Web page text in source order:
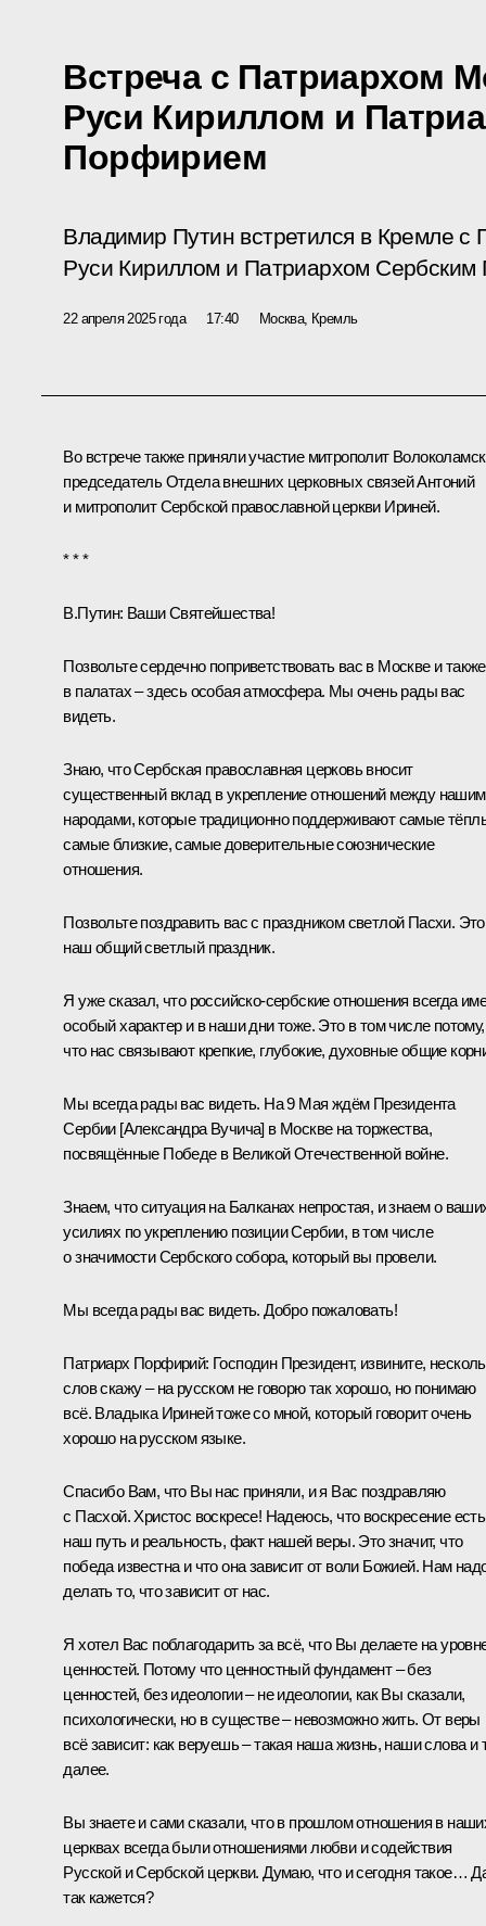
Встреча с Патриархом
Руси Кириллом и
Порфирием
Владимир Путин встретился в Кремле с
Руси Кириллом и Патриархом
22 апреля 2025 года 17:40 Москва, Кремль
Во встрече также приняли участие митрополит
председатель Отдела внешних церковных связей Антоний
и митрополит Сербской православной церкви Ириней.
* * *
В.Путин: Ваши Святейшества!
Позвольте сердечно поприветствовать вас в Москве и также
в палатах – здесь особая атмосфера. Мы очень рады вас
видеть.
Знаю, что Сербская православная церковь вносит
существенный вклад в укрепление отношений между
народами, которые традиционно поддерживают самые
самые близкие, самые доверительные союзнические
отношения.
Позвольте поздравить вас с праздником светлой Пасхи. Это
наш общий светлый праздник.
Я уже сказал, что российско-сербские отношения всегда
особый характер и в наши дни тоже. Это в том числе потому,
что нас связывают крепкие, глубокие, духовные общие
Мы всегда рады вас видеть. На 9 Мая ждём Президента
Сербии [Александра Вучича] в Москве на торжества,
посвящённые Победе в Великой Отечественной войне.
Знаем, что ситуация на Балканах непростая, и знаем о
усилиях по укреплению позиции Сербии, в том числе
о значимости Сербского собора, который вы провели.
Мы всегда рады вас видеть. Добро пожаловать!
Патриарх Порфирий: Господин Президент, извините,
слов скажу – на русском не говорю так хорошо, но понимаю
всё. Владыка Ириней тоже со мной, который говорит очень
хорошо на русском языке.
Спасибо Вам, что Вы нас приняли, и я Вас поздравляю
с Пасхой. Христос воскресе! Надеюсь, что воскресение есть
наш путь и реальность, факт нашей веры. Это значит, что
победа известна и что она зависит от воли Божией. Нам
делать то, что зависит от нас.
Я хотел Вас поблагодарить за всё, что Вы делаете на
ценностей. Потому что ценностный фундамент – без
ценностей, без идеологии – не идеологии, как Вы сказали,
психологически, но в существе – невозможно жить. От веры
всё зависит: как веруешь – такая наша жизнь, наши слова и
далее.
Вы знаете и сами сказали, что в прошлом отношения в
церквах всегда были отношениями любви и содействия
Русской и Сербской церкви. Думаю, что и сегодня такое…
так кажется?